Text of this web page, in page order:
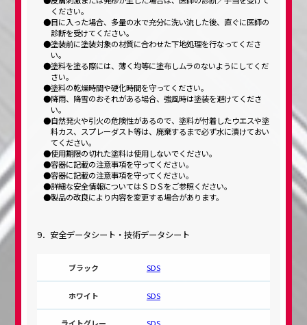
ください。
目に入った場合、多量の水で充分に洗い流した後、直ぐに医師の
診断を受けてください。
塗装前に塗装対象の材質に合わせた下地処理を行なってくださ
い。
塗料を塗る際には、薄く均等に塗布しムラのないようにしてくだ
さい。
塗料の乾燥時間や硬化時間を守ってください。
降雨、降雪のおそれがある場合、強風時は塗装を避けてくださ
い。
自然発火や引火の危険性があるので、塗料が付着したウエスや塗
料カス、スプレーダスト等は、廃棄するまで必ず水に漬けておい
てください。
使用期限の切れた塗料は使用しないでください。
容器に記載の注意事項を守ってください。
容器に記載の注意事項を守ってください。
詳細な安全情報についてはＳＤＳをご参照ください。
製品の改良により内容を変更する場合があります。
9．安全データシート・技術データシート
SDS
SDS